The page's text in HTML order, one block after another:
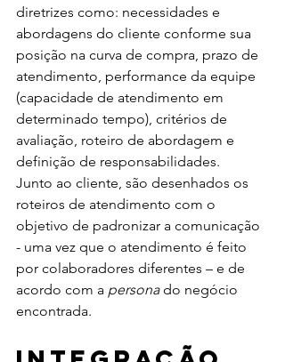
diretrizes como: necessidades e
abordagens do cliente conforme sua
posição na curva de compra, prazo de
atendimento, performance da equipe
(capacidade de atendimento em
determinado tempo), critérios de
avaliação, roteiro de abordagem e
definição de responsabilidades.
Junto ao cliente, são desenhados os
roteiros de atendimento com o
objetivo de padronizar a comunicação
- uma vez que o atendimento é feito
por colaboradores diferentes – e de
acordo com a persona do negócio
encontrada.